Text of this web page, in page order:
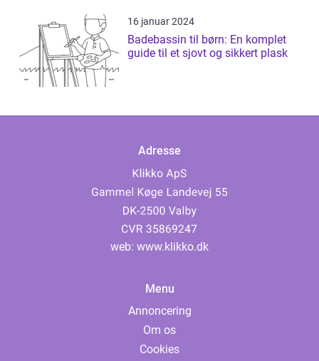
16 januar 2024
Badebassin til børn: En komplet
guide til et sjovt og sikkert plask
Adresse
web: www.klikko.dk
Menu
Annoncering
Om os
Cookies